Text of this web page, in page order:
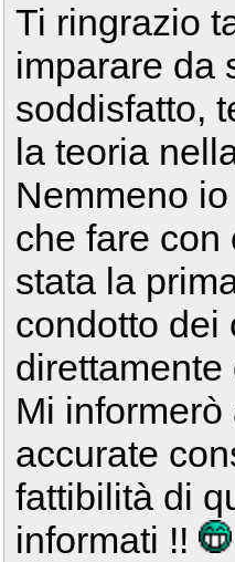
Ti ringrazio
imparare da
soddisfatto,
la teoria
Nemmeno
che fare con
stata la
condotto dei
Mi
accurate
fattibilità di
informati !!